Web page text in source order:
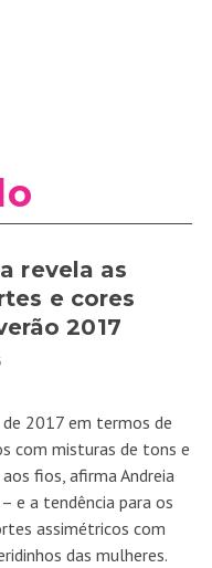
revela as
e cores
2017
2017 em termos de
com misturas de tons e
fios, afirma Andreia
e a tendência para os
assimétricos com
das mulheres.